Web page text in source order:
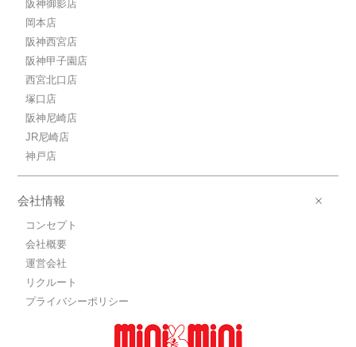
阪神御影店
岡本店
阪神西宮店
阪神甲子園店
西宮北口店
塚口店
阪神尼崎店
JR尼崎店
神戸店
会社情報
コンセプト
会社概要
運営会社
リクルート
プライバシーポリシー